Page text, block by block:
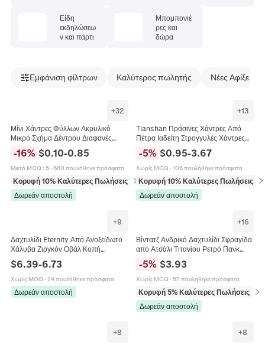
Είδη
εκδηλώσεω
ν και πάρτι
Μπομπονιέ
ρες και
δώρα
Εμφάνιση φίλτρων Καλύτερος πωλητής Νέες Αφίξεις
+32
Μίνι Χάντρες Φύλλων Ακρυλικό
Μικρό Σχήμα Δέντρου Διαφανές
Πράσινο Για Κατασκευή Κοσμημάτων
DIY Κολιέ Βραχιόλια Σκουλαρίκια
-16% $0.10-0.85
Μικτό MOQ : 5· 660 πουλήθηκε πρόσφατα
Κορυφή 10% Καλύτερες Πωλήσεις
σε Χάντρες
Δωρεάν αποστολή
+13
Tianshan Πράσινες Χάντρες Από
Πέτρα Ιαδείτη Στρογγυλές Χάντρες
Άβακας Σχήμα Μπαμπού Για
Κατασκευή Κοσμημάτων DIY
Αξεσουάρ
-5% $0.95-3.67
Χωρίς MOQ · 106 πουλήθηκε πρόσφατα
Κορυφή 10% Καλύτερες Πωλήσεις
Δωρεάν αποστολή
+9
Δαχτυλίδι Eternity Από Ανοξείδωτο
Χάλυβα Ζιργκόν Οβάλ Κοπή
Ουράνιο Τόξο Πολύχρωμο Πράσινο
Διαφανή Πέτρα Κοσμήματα Γυναίκες
$6.39-6.73
Χωρίς MOQ · 24 πουλήθηκε πρόσφατα
Δωρεάν αποστολή
+16
Βίντατζ Ανδρικό Δαχτυλίδι Σφραγίδα
από Ατσάλι Τιτανίου Ρετρό Πανκ
Στυλ Με Πράσινη Μαύρη Πέτρα Και
Τετράγωνο Μάτι Τίγρης
-5% $3.93
Χωρίς MOQ · 57 πουλήθηκε πρόσφατα
Κορυφή 5% Καλύτερες Πωλήσεις
σε
Δωρεάν αποστολή
+8 +8